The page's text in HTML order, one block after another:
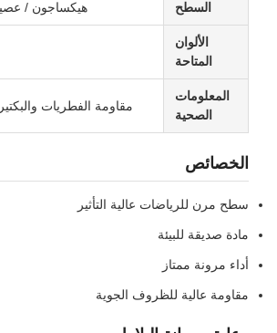
السطح هيكساجون /
الألوان
المتاحة
المعلومات
الصحية
مقاومة الفطريات
الخصائص
سطح مرن للرياضات عالية التأثير
مادة صديقة للبيئة
أداء مرونة ممتاز
مقاومة عالية للظروف الجوية